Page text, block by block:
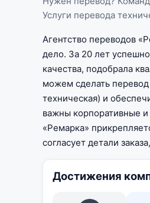
Услуги перевода
Агентство переводов
дело. За 20 лет
качества, подобрала
можем сделать
техническая) и
важны корпоративные
«Ремарка»
согласует детали
Достижения